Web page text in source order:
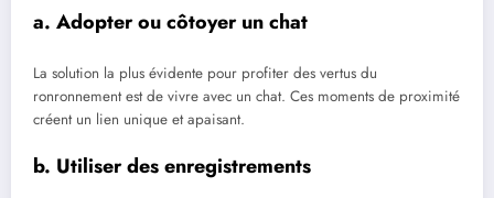
a. Adopter ou côtoyer un chat
La solution la plus évidente pour profiter des vertus du
ronronnement est de vivre avec un chat. Ces moments de proximité
créent un lien unique et apaisant.
b. Utiliser des enregistrements